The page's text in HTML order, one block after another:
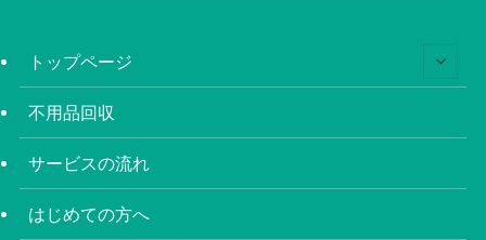
トップページ
不用品回収
サービスの流れ
はじめての方へ